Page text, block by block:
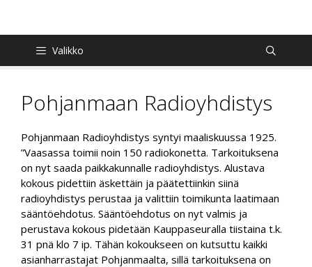
Valikko
Pohjanmaan Radioyhdistys
Pohjanmaan Radioyhdistys syntyi maaliskuussa 1925.
”Vaasassa toimii noin 150 radiokonetta. Tarkoituksena
on nyt saada paikkakunnalle radioyhdistys. Alustava
kokous pidettiin äskettäin ja päätettiinkin siinä
radioyhdistys perustaa ja valittiin toimikunta laatimaan
sääntöehdotus. Sääntöehdotus on nyt valmis ja
perustava kokous pidetään Kauppaseuralla tiistaina t.k.
31 pnä klo 7 ip. Tähän kokoukseen on kutsuttu kaikki
asianharrastajat Pohjanmaalta, sillä tarkoituksena on